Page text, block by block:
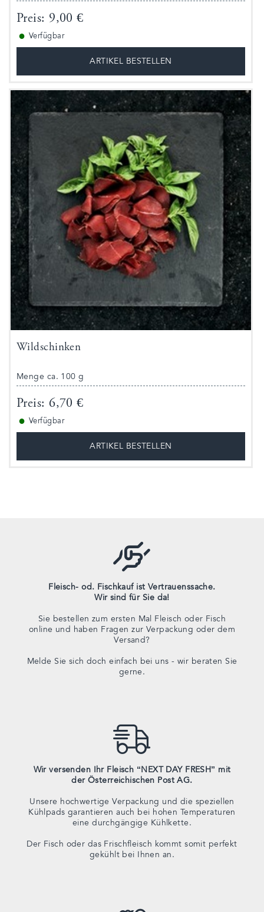
Preis: 9,00 €
● Verfügbar
ARTIKEL BESTELLEN
Wildschinken
Menge ca. 100 g
Preis: 6,70 €
● Verfügbar
ARTIKEL BESTELLEN
Fleisch- od. Fischkauf ist Vertrauenssache.
Wir sind für Sie da!
Sie bestellen zum ersten Mal Fleisch oder Fisch
online und haben Fragen zur Verpackung oder dem
Versand?
Melde Sie sich doch einfach bei uns - wir beraten Sie
gerne.
Wir versenden Ihr Fleisch “NEXT DAY FRESH” mit
der Österreichischen Post AG.
Unsere hochwertige Verpackung und die speziellen
Kühlpads garantieren auch bei hohen Temperaturen
eine durchgängige Kühlkette.
Der Fisch oder das Frischfleisch kommt somit perfekt
gekühlt bei Ihnen an.